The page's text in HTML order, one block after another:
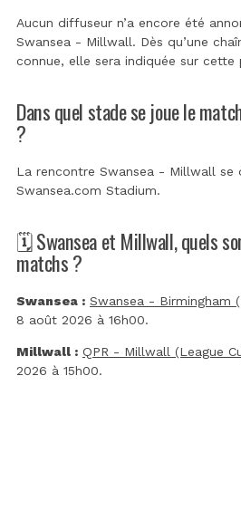
Aucun diffuseur n’a encore été
Swansea - Millwall. Dès qu’une
connue, elle sera indiquée sur cette
Dans quel stade se joue le
?
La rencontre Swansea - Millwall se
Swansea.com Stadium.
🗓️ Swansea et Millwall, quels
matchs ?
Swansea : Swansea - Birmingham
8 août 2026 à 16h00.
Millwall : QPR - Millwall (League
2026 à 15h00.